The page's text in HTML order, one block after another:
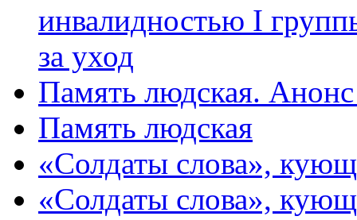
инвалидностью I
за уход
Память людская.
Память людская
«Солдаты слова»,
«Солдаты слова»,